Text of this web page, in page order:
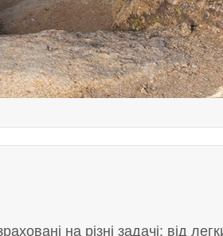
на різні задачі: від